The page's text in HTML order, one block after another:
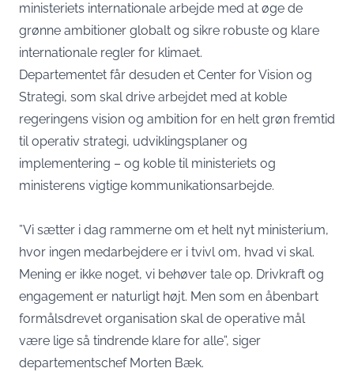
ministeriets internationale arbejde med at øge de
grønne ambitioner globalt og sikre robuste og klare
internationale regler for klimaet.
Departementet får desuden et Center for Vision og
Strategi, som skal drive arbejdet med at koble
regeringens vision og ambition for en helt grøn fremtid
til operativ strategi, udviklingsplaner og
implementering – og koble til ministeriets og
ministerens vigtige kommunikationsarbejde.
”Vi sætter i dag rammerne om et helt nyt ministerium,
hvor ingen medarbejdere er i tvivl om, hvad vi skal.
Mening er ikke noget, vi behøver tale op. Drivkraft og
engagement er naturligt højt. Men som en åbenbart
formålsdrevet organisation skal de operative mål
være lige så tindrende klare for alle”, siger
departementschef Morten Bæk.